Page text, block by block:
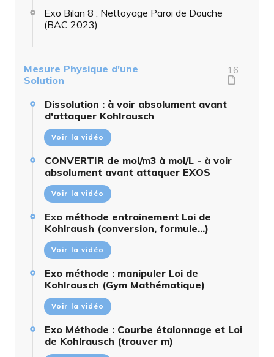
Exo Bilan 8 : Nettoyage Paroi de Douche
(BAC 2023)
Mesure Physique d'une
Solution
16
Dissolution : à voir absolument avant
d'attaquer Kohlrausch
Voir la vidéo
CONVERTIR de mol/m3 à mol/L - à voir
absolument avant attaquer EXOS
Voir la vidéo
Exo méthode entrainement Loi de
Kohlraush (conversion, formule...)
Voir la vidéo
Exo méthode : manipuler Loi de
Kohlrausch (Gym Mathématique)
Voir la vidéo
Exo Méthode : Courbe étalonnage et Loi
de Kohlrausch (trouver m)